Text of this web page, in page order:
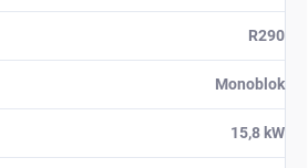
R290
Monoblok
15,8 kW